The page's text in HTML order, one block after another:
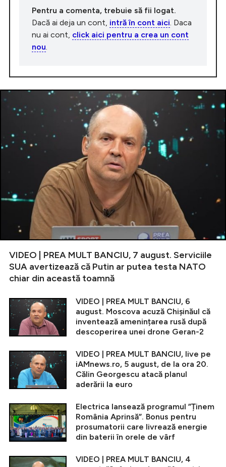
Pentru a comenta, trebuie să fii logat.
Dacă ai deja un cont, intră în cont aici . Daca
nu ai cont, click aici pentru a crea un cont
nou
VIDEO | PREA MULT BANCIU, 7 august. Serviciile
SUA avertizează că Putin ar putea testa NATO
chiar din această toamnă
VIDEO | PREA MULT BANCIU, 6
august. Moscova acuză Chișinăul că
inventează amenințarea rusă după
descoperirea unei drone Geran-2
VIDEO | PREA MULT BANCIU, live pe
iAMnews.ro, 5 august, de la ora 20.
Călin Georgescu atacă planul
aderării la euro
Electrica lansează programul ”Ținem
România Aprinsă”. Bonus pentru
prosumatorii care livrează energie
din baterii în orele de vârf
VIDEO | PREA MULT BANCIU, 4